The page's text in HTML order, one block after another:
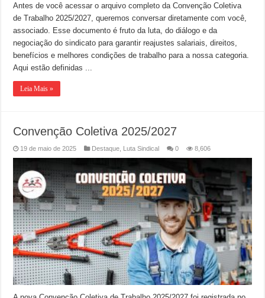
Antes de você acessar o arquivo completo da Convenção Coletiva
de Trabalho 2025/2027, queremos conversar diretamente com você,
associado. Esse documento é fruto da luta, do diálogo e da
negociação do sindicato para garantir reajustes salariais, direitos,
benefícios e melhores condições de trabalho para a nossa categoria.
Aqui estão definidas ...
Leia Mais »
Convenção Coletiva 2025/2027
19 de maio de 2025 Destaque Luta Sindical 0 8,606